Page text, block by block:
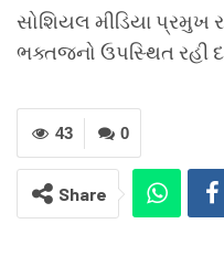
સોશિયલ મીડિયા પ્રમુખ
ભક્તજનો ઉપસ્થિત રહી
0
43
Share